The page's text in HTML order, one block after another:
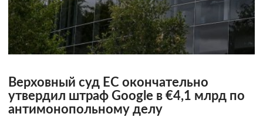
Верховный суд ЕС окончательно
утвердил штраф Google в €4,1 млрд по
антимонопольному делу